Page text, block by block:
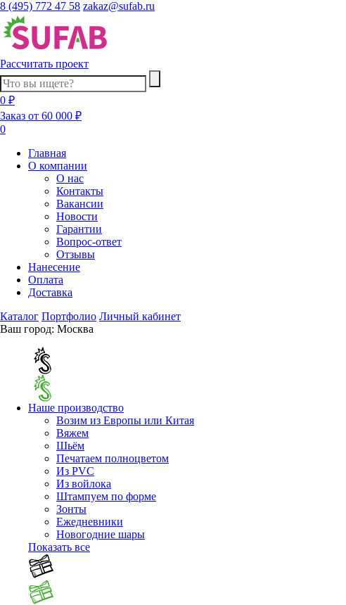
8 (495) 772 47 58 zakaz@sufab.ru
Рассчитать проект
0 ₽
Заказ от 60 000 ₽
0
Главная
О компании
О нас
Контакты
Вакансии
Новости
Гарантии
Вопрос-ответ
Отзывы
Нанесение
Оплата
Доставка
Каталог Портфолио Личный кабинет
Ваш город: Москва
Наше производство
Возим из Европы или Китая
Вяжем
Шьём
Печатаем полноцветом
Из PVC
Из войлока
Штампуем по форме
Зонты
Ежедневники
Новогодние шары
Показать все